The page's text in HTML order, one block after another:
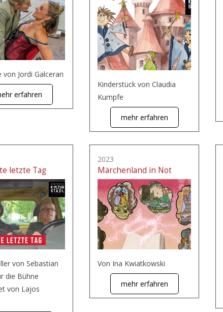
von Jordi Galceran
erfahren
Kinderstück von Claudia
Kumpfe
mehr erfahren
letzte Tag
von Sebastian
die Bühne
von Lajos
2023
Märchenland in Not
Von Ina Kwiatkowski
mehr erfahren